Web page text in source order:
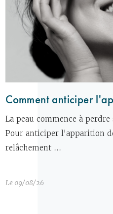
Comment anticiper
La peau commence à
Pour anticiper l'apparition
relâchement ...
Le 09/08/26